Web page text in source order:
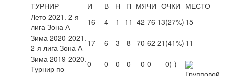
ТУРНИР
И В Н П МЯЧИ ОЧКИ МЕСТО
Лето 2021. 2-я
лига Зона А
16 4 1 11 42-76 13(27%) 15
Зима 2020-2021.
2-я лига Зона А 17 6 3 8 70-62 21 (41%) 11
Зима 2019-2020.
Турнир по
0 0 0 0 0-0 0(-)